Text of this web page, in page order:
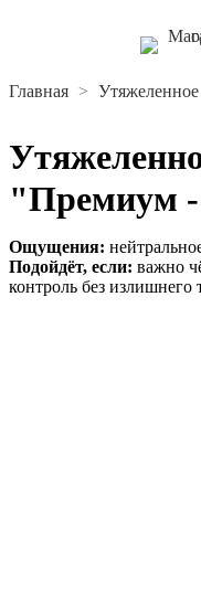
Главная
"Премиум
Ощущения:
Подойдёт, если: важно
контроль без излишнего